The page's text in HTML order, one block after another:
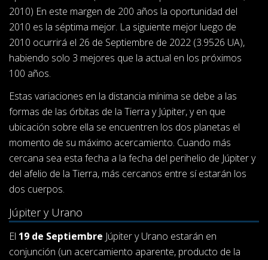
2010) En este margen de 200 años la oportunidad del
2010 es la séptima mejor. La siguiente mejor luego de
2010 ocurrirá el 26 de Septiembre de 2022 (3.9526 UA),
habiendo solo 3 mejores que la actual en los próximos
100 años.
Estas variaciones en la distancia mínima se debe a las
formas de las órbitas de la Tierra y Júpiter, y en que
ubicación sobre ella se encuentren los dos planetas el
momento de su máximo acercamiento. Cuando más
cercana sea esta fecha a la fecha del perihelio de Júpiter y
del afelio de la Tierra, más cercanos entre sí estarán los
dos cuerpos.
Júpiter y Urano
El 19 de Septiembre Júpiter y Urano estarán en
conjunción (un acercamiento aparente, producto de la